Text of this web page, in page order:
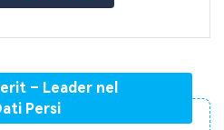
– Leader nel
Persi